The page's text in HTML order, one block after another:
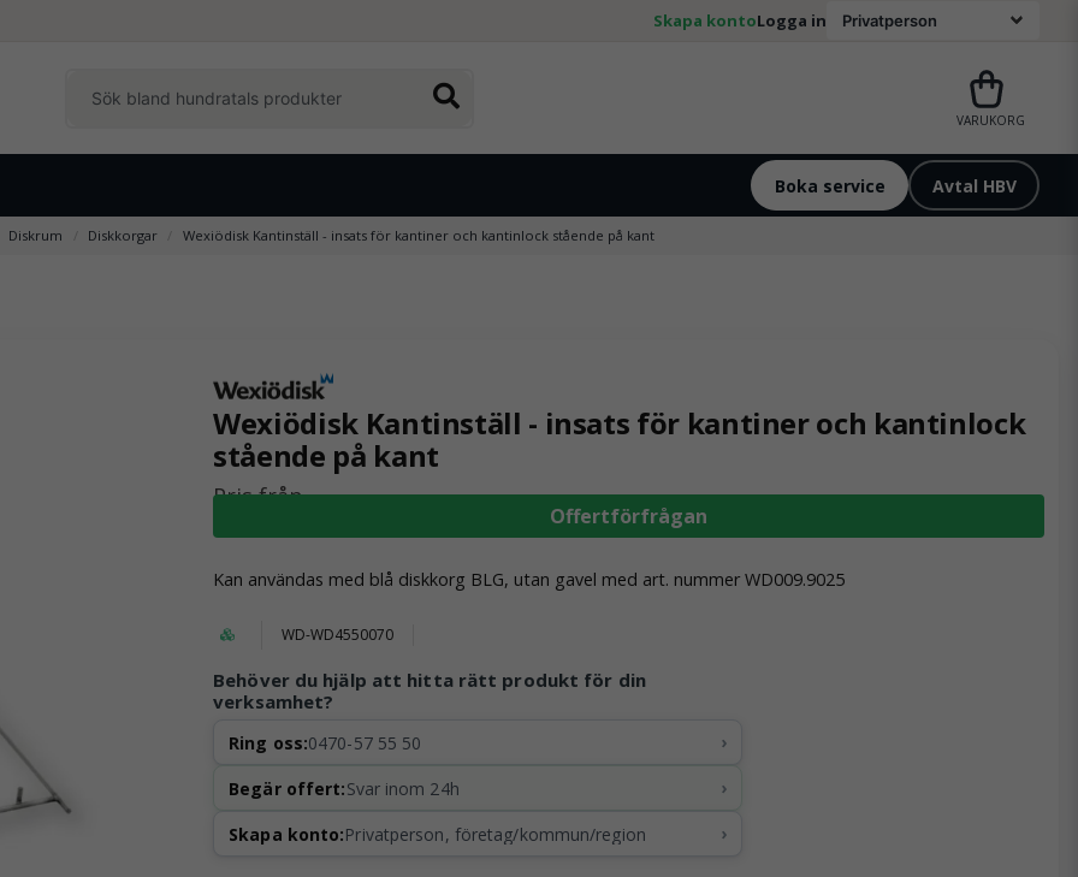
Skapa kontoLogga in
VARUKORG
Boka service Avtal HBV
Diskrum Diskkorgar Wexiödisk Kantinställ - insats för kantiner och kantinlock stående på kant
Wexiödisk Kantinställ - insats för kantiner och kantinlock
stående på kant
Pris från
Offertförfrågan
Kan användas med blå diskkorg BLG, utan gavel med art. nummer WD009.9025
WD-WD4550070
Behöver du hjälp att hitta rätt produkt för din
verksamhet?
Ring oss:0470-57 55 50 ›
Begär offert:Svar inom 24h ›
Skapa konto:Privatperson, företag/kommun/region ›